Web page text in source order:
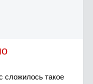
сложилось такое